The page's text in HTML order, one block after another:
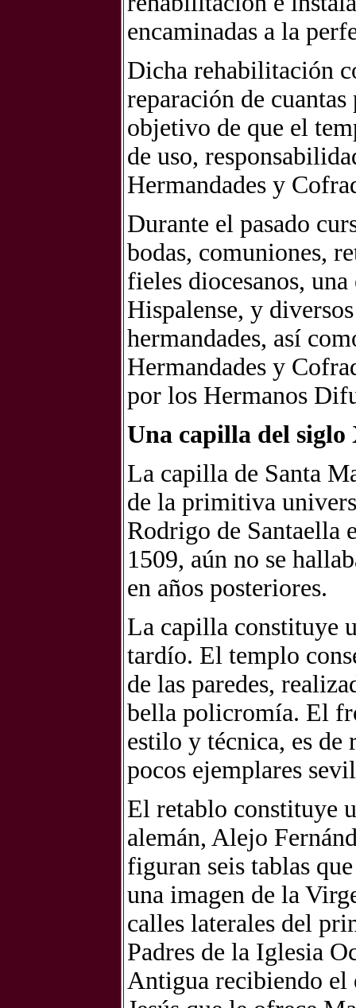
encaminadas a la
Dicha rehabilitación
reparación de
objetivo de que el
de uso,
Hermandades y
Durante el pasado
bodas, comuniones,
fieles diocesanos,
Hispalense, y
hermandades, así
Hermandades y
por los Hermanos
Una capilla del
La capilla de Santa
de la primitiva
Rodrigo de Santaella
1509, aún no se
en años posteriores.
La capilla constituye
tardío. El templo
de las paredes,
bella policromía. El
estilo y técnica, es
pocos ejemplares
El retablo constituye
alemán, Alejo
figuran seis tablas
una imagen de la
calles laterales del
Padres de la Iglesia
Antigua recibiendo el